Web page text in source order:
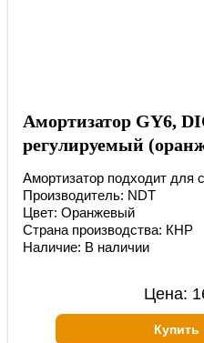
Амортизатор GY6,
регулируемый
Амортизатор подходит для
Производитель: NDT
Цвет: Оранжевый
Страна производства: КНР
Наличие: В наличии
Цена:
Купить